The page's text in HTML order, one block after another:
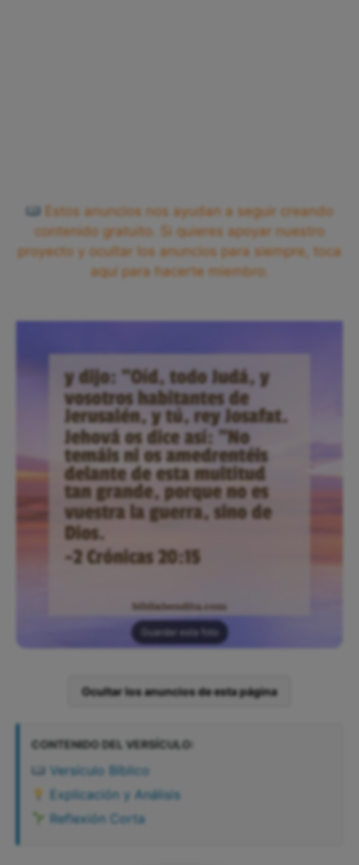
Estos anuncios nos ayudan a seguir creando
contenido gratuito. Si quieres apoyar nuestro
proyecto y ocultar los anuncios para siempre, toca
aquí para hacerte miembro.
Guardar esta foto
Ocultar los anuncios de esta página
CONTENIDO DEL VERSÍCULO:
Versículo Bíblico
Explicación y Análisis
Reflexión Corta